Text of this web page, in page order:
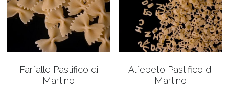
Farfalle Pastifico di
Martino
Alfebeto Pastifico di
Martino